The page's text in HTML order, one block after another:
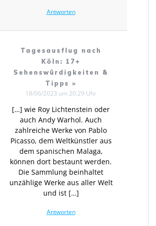
Antworten
Tagesausflug nach
Köln: 17+
Sehenswürdigkeiten &
Tipps »
18/06/2023 um 20:29 Uhr
[…] wie Roy Licht­en­stein oder
auch Andy Warhol. Auch
zahlreiche Werke von Pablo
Picasso, dem Weltkünstler aus
dem spanischen Malaga,
können dort bestaunt werden.
Die Sammlung beinhaltet
unzählige Werke aus aller Welt
und ist […]
Antworten